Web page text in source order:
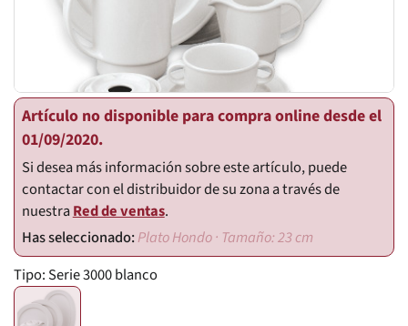
Artículo no disponible para compra online desde el
01/09/2020.
Si desea más información sobre este artículo, puede
contactar con el distribuidor de su zona a través de
nuestraRed de ventas.
Plato Hondo · Tamaño: 23 cm
Tipo: Serie 3000 blanco